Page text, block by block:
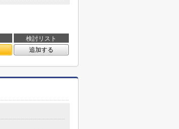
検討リスト
追加する